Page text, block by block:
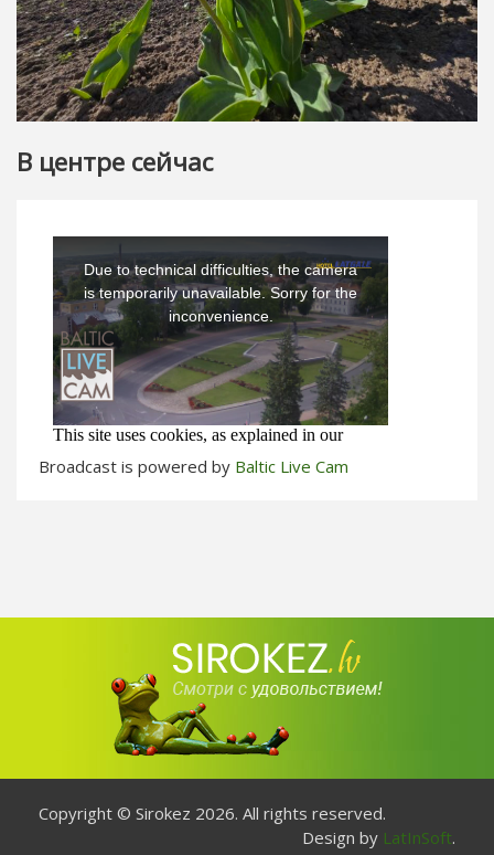
В центре сейчас
Broadcast is powered by Baltic Live Cam
Copyright © Sirokez 2026. All rights reserved.
Design by LatInSoft.